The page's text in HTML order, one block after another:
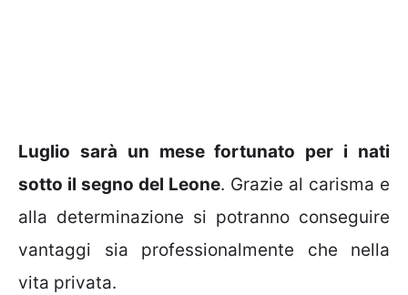
Luglio sarà un mese fortunato per i nati
sotto il segno del Leone. Grazie al carisma e
alla determinazione si potranno conseguire
vantaggi sia professionalmente che nella
vita privata.